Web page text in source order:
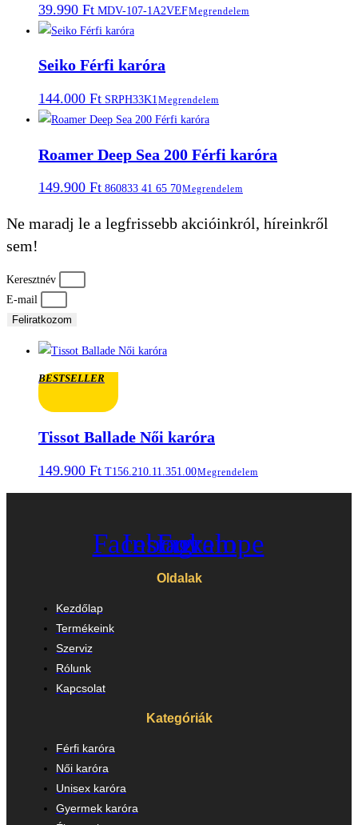
39.990 Ft MDV-107-1A2VEFMegrendelem
Seiko Férfi karóra
144.000 Ft SRPH33K1 Megrendelem
Roamer Deep Sea 200 Férfi karóra
149.900 Ft 860833 41 65 70Megrendelem
Ne maradj le a legfrissebb akcióinkról, híreinkről
sem!
Keresztnév
E-mail
Feliratkozom
BESTSELLER
Tissot Ballade Női karóra
149.900 Ft T156.210.11.351.00Megrendelem
Facebook
Instagram
Envelope
Oldalak
Kezdőlap
Termékeink
Szerviz
Rólunk
Kapcsolat
Kategóriák
Férfi karóra
Női karóra
Unisex karóra
Gyermek karóra